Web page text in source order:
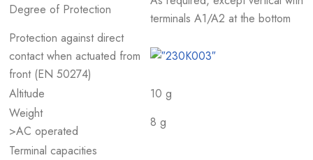
Degree of Protection
terminals A1/A2 at the bottom
Protection against direct
contact when actuated from
front (EN 50274)
Altitude
10 g
Weight
>AC operated
8 g
Terminal capacities